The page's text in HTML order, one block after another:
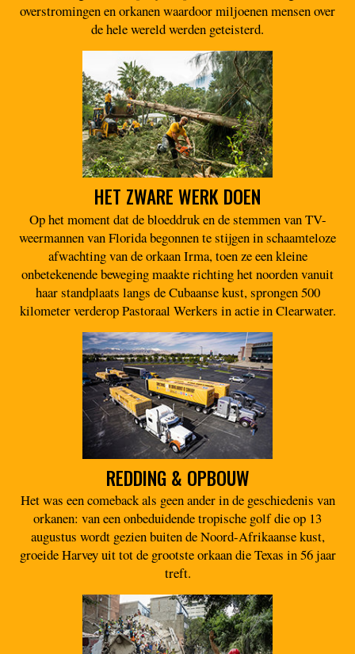
overstromingen en orkanen waardoor miljoenen mensen over
de hele wereld werden geteisterd.
HET ZWARE WERK DOEN
Op het moment dat de bloeddruk en de stemmen van TV-
weermannen van Florida begonnen te stijgen in schaamteloze
afwachting van de orkaan Irma, toen ze een kleine
onbetekenende beweging maakte richting het noorden vanuit
haar standplaats langs de Cubaanse kust, sprongen 500
kilometer verderop Pastoraal Werkers in actie in Clearwater.
REDDING & OPBOUW
Het was een comeback als geen ander in de geschiedenis van
orkanen: van een onbeduidende tropische golf die op 13
augustus wordt gezien buiten de Noord-Afrikaanse kust,
groeide Harvey uit tot de grootste orkaan die Texas in 56 jaar
treft.